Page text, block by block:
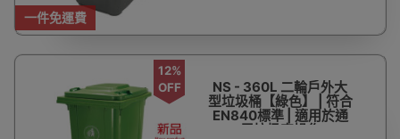
一件免運費
12%
OFF
NS - 360L 二輪戶外大
型垃圾桶【綠色】 | 符合
EN840標準 | 適用於通
用垃圾車操作